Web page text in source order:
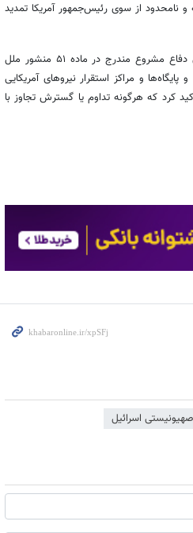
نامحدود از سوی رئیس‌جمهور آمریکا تمدید
جمهوری اسلامی ایران در جریان این جنگ تحمیلی، با استناد به حق ذاتی دفاع مشروع مندرج در ماده ۵۱ منشور ملل
و مراکز استقرار نیروهای آمریکایی
کرد که هرگونه تداوم یا گسترش تجاوز با
اسرائیل